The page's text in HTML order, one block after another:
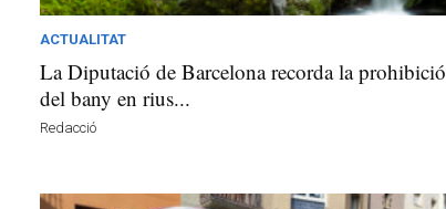
ACTUALITAT
La Diputació de Barcelona recorda la prohibició
del bany en rius...
Redacció